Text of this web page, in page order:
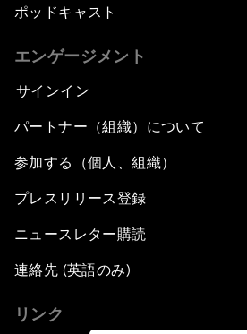
ポッドキャスト
エンゲージメント
サインイン
パートナー（組織）について
参加する（個人、組織）
プレスリリース登録
ニュースレター購読
連絡先 (英語のみ)
リンク